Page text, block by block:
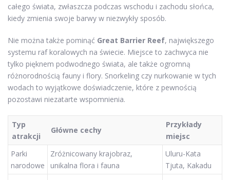
całego świata, zwłaszcza podczas wschodu i zachodu słońca,
kiedy zmienia swoje barwy w niezwykły sposób.
Nie można także pominąć Great Barrier Reef, największego
systemu raf koralowych na świecie. Miejsce to zachwyca nie
tylko pięknem podwodnego świata, ale także ogromną
różnorodnością fauny i flory. Snorkeling czy nurkowanie w tych
wodach to wyjątkowe doświadczenie, które z pewnością
pozostawi niezatarte wspomnienia.
Typ
atrakcji
Główne cechy
Przykłady
miejsc
Parki
narodowe
Zróżnicowany krajobraz,
unikalna flora i fauna
Uluru-Kata
Tjuta, Kakadu